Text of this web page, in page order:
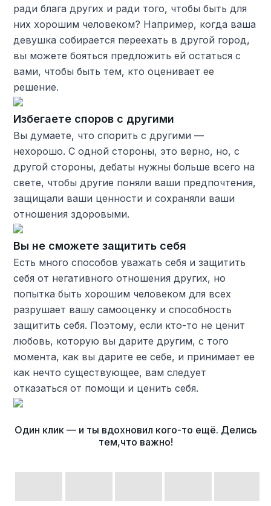
ради блага других и ради того, чтобы быть для
них хорошим человеком? Например, когда ваша
девушка собирается переехать в другой город,
вы можете бояться предложить ей остаться с
вами, чтобы быть тем, кто оценивает ее
решение.
Избегаете споров с другими
Вы думаете, что спорить с другими —
нехорошо. С одной стороны, это верно, но, с
другой стороны, дебаты нужны больше всего на
свете, чтобы другие поняли ваши предпочтения,
защищали ваши ценности и сохраняли ваши
отношения здоровыми.
Вы не сможете защитить себя
Есть много способов уважать себя и защитить
себя от негативного отношения других, но
попытка быть хорошим человеком для всех
разрушает вашу самооценку и способность
защитить себя. Поэтому, если кто-то не ценит
любовь, которую вы дарите другим, с того
момента, как вы дарите ее себе, и принимает ее
как нечто существующее, вам следует
отказаться от помощи и ценить себя.